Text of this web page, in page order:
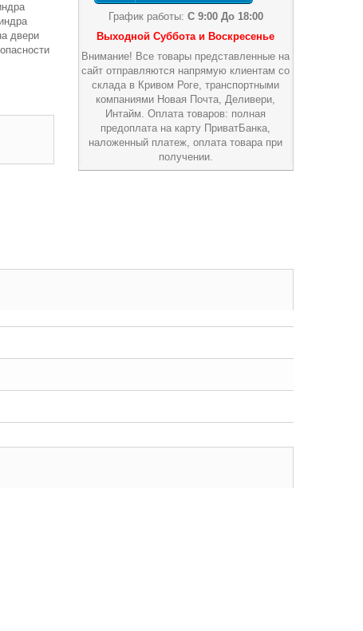
двери
График работы: С 9:00 До 18:00
Выходной Суббота и Воскресенье
Внимание! Все товары представленные на
сайт отправляются напрямую клиентам со
склада в Кривом Роге, транспортными
компаниями Новая Почта, Деливери,
Интайм. Оплата товаров: полная
предоплата на карту ПриватБанка,
наложенный платеж, оплата товара при
получении.